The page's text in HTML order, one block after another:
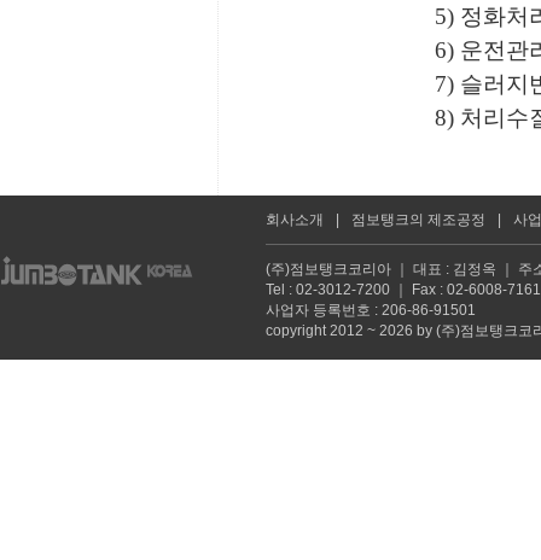
5) 정화처
6) 운전관
7) 슬러지
8) 처리수
회사소개 점보탱크의 제조공정 사
(주)점보탱크코리아 ｜ 대표 : 김정옥 ｜ 주
Tel : 02-3012-7200 ｜ Fax : 02-6008-
사업자 등록번호 : 206-86-91501
copyright 2012 ~ 2026 by (주)점보탱크코